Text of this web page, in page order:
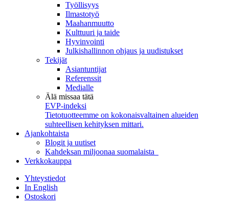
Työllisyys
Ilmastotyö
Maahanmuutto
Kulttuuri ja taide
Hyvinvointi
Julkishallinnon ohjaus ja uudistukset
Tekijät
Asiantuntijat
Referenssit
Medialle
Älä missaa tätä
EVP-indeksi
Tietotuotteemme on kokonaisvaltainen alueiden
suhteellisen kehityksen mittari.
Ajankohtaista
Blogit ja uutiset
Kahdeksan miljoonaa suomalaista
Verkkokauppa
Yhteystiedot
In English
Ostoskori